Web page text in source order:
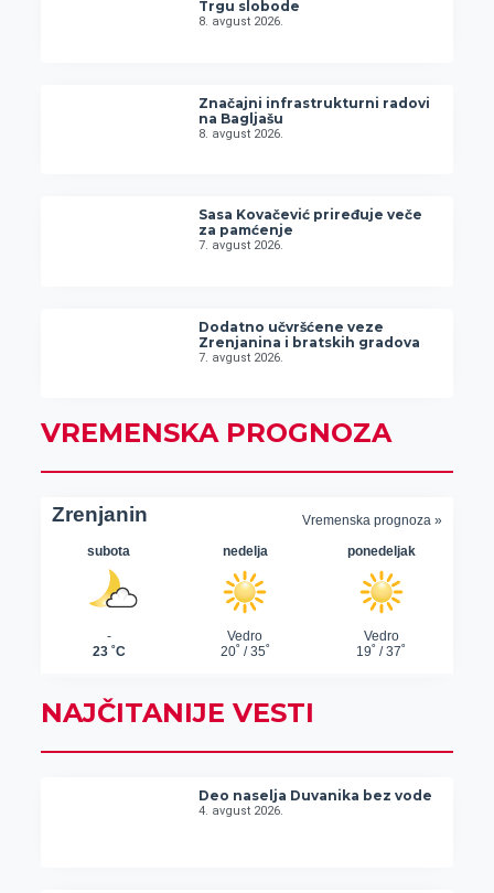
Trgu slobode
8. avgust 2026.
Značajni infrastrukturni radovi
na Bagljašu
8. avgust 2026.
Sasa Kovačević priređuje veče
za pamćenje
7. avgust 2026.
Dodatno učvršćene veze
Zrenjanina i bratskih gradova
7. avgust 2026.
VREMENSKA PROGNOZA
NAJČITANIJE VESTI
Deo naselja Duvanika bez vode
4. avgust 2026.